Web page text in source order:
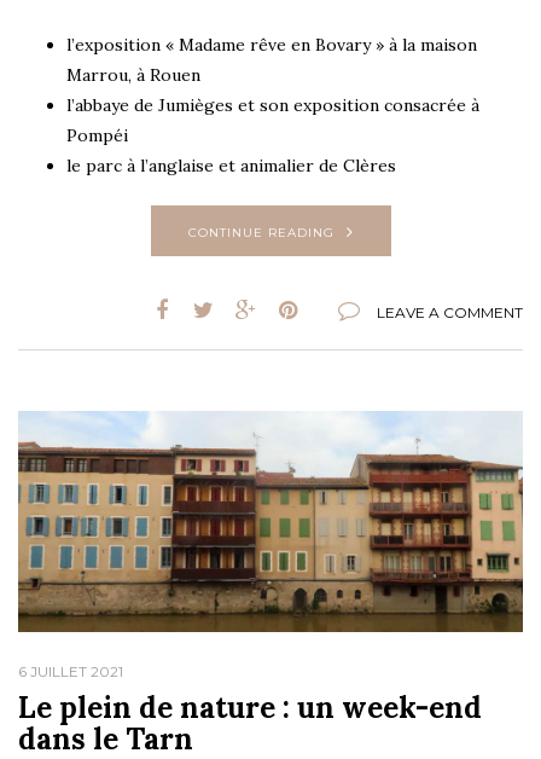
l’exposition « Madame rêve en Bovary » à la maison
Marrou, à Rouen
l’abbaye de Jumièges et son exposition consacrée à
Pompéi
le parc à l’anglaise et animalier de Clères
CONTINUE READING
LEAVE A COMMENT
6 JUILLET 2021
Le plein de nature : un week-end
dans le Tarn